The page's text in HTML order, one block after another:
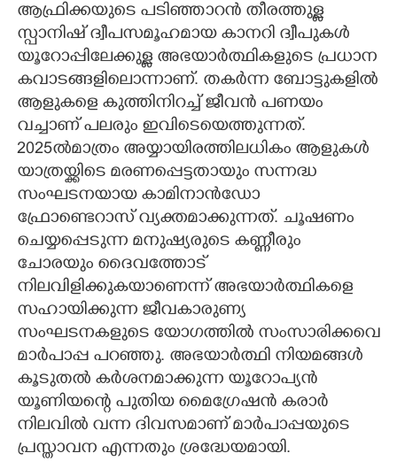
ആഫ്രിക്കയുടെ പടിഞ്ഞാറൻ തീരത്തുള്ള
സ്പാനിഷ് ദ്വീപസമൂഹമായ കാനറി ദ്വീപുകൾ
യൂറോപ്പിലേക്കുള്ള അഭയാർത്ഥികളുടെ പ്രധാന
കവാടങ്ങളിലൊന്നാണ്. തകർന്ന ബോട്ടുകളിൽ
ആളുകളെ കുത്തിനിറച്ച് ജീവൻ പണയം
വച്ചാണ് പലരും ഇവിടെയെത്തുന്നത്.
2025ൽമാത്രം അയ്യായിരത്തിലധികം ആളുകൾ
യാത്രയ്ക്കിടെ മരണപ്പെട്ടതായും സന്നദ്ധ
സംഘടനയായ കാമിനാൻഡോ
ഫ്രോണ്ടെറാസ് വ്യക്തമാക്കുന്നത്. ചൂഷണം
ചെയ്യപ്പെടുന്ന മനുഷ്യരുടെ കണ്ണീരും
ചോരയും ദൈവത്തോട്
നിലവിളിക്കുകയാണെന്ന് അഭയാർത്ഥികളെ
സഹായിക്കുന്ന ജീവകാരുണ്യ
സംഘടനകളുടെ യോഗത്തിൽ സംസാരിക്കവെ
മാർപാപ്പ പറഞ്ഞു. അഭയാർത്ഥി നിയമങ്ങൾ
കൂടുതൽ കർശനമാക്കുന്ന യൂറോപ്യൻ
യൂണിയന്റെ പുതിയ മൈഗ്രേഷൻ കരാർ
നിലവിൽ വന്ന ദിവസമാണ് മാർപാപ്പയുടെ
പ്രസ്താവന എന്നതും ശ്രദ്ധേയമായി.